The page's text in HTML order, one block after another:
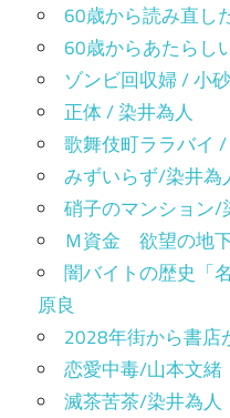
60歳から読み直し
60歳からあたらし
ゾンビ回収婦 / 小
正体 / 染井為人
歌舞伎町ララバイ
みずいらず/染井為
硝子のマンション/
Ｍ資金 欲望の地
闇バイトの歴史「
原良
2028年街から書店
恋愛中毒/山本文緒
滅茶苦茶/染井為人